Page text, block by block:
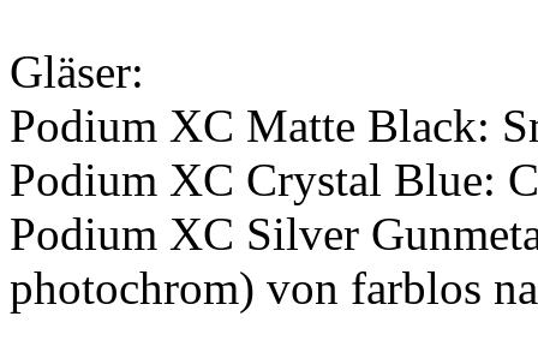
Gläser:
Podium XC Matte Black:
Podium XC Crystal Blue:
Podium XC Silver
photochrom) von farblos